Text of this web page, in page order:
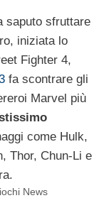
saputo sfruttare
iniziata lo
Fighter 4,
fa scontrare gli
Marvel più
come Hulk,
Thor, Chun-Li e
News